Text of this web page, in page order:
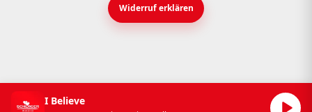
Widerruf erklären
I Believe